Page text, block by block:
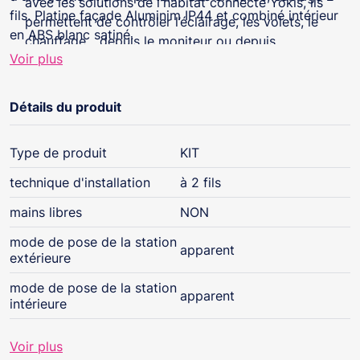
permettent de contrôler l’éclairage, les volets, le
chauffage... depuis le moniteur ou depuis
l’application mobile.
fils. Platine façade Aluminim IP44 et combiné intérieur
en ABS blanc satiné.
Voir plus
Détails du produit
Type de produit
KIT
technique d'installation
à 2 fils
mains libres
NON
mode de pose de la station
extérieure
apparent
mode de pose de la station
intérieure
apparent
Voir plus